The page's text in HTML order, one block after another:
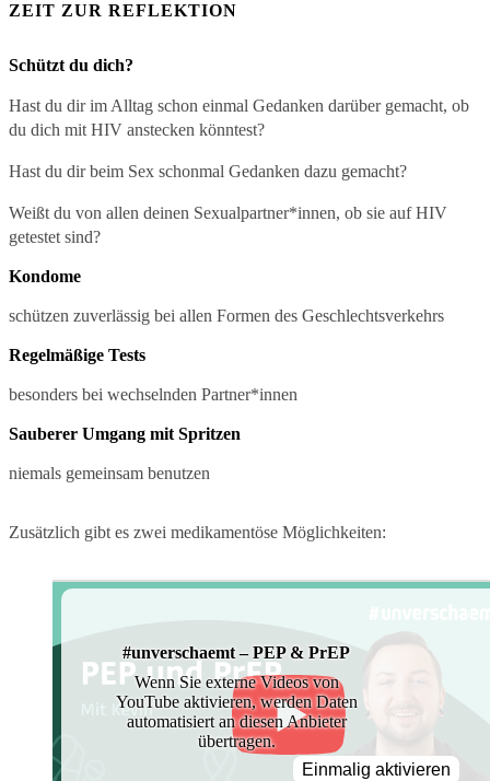
ZEIT ZUR REFLEKTION
Schützt du dich?
Hast du dir im Alltag schon einmal Gedanken darüber gemacht, ob
du dich mit HIV anstecken könntest?
Hast du dir beim Sex schonmal Gedanken dazu gemacht?
Weißt du von allen deinen Sexualpartner*innen, ob sie auf HIV
getestet sind?
Kondome
schützen zuverlässig bei allen Formen des Geschlechtsverkehrs
Regelmäßige Tests
besonders bei wechselnden Partner*innen
Sauberer Umgang mit Spritzen
niemals gemeinsam benutzen
#unverschaemt – PEP & PrEP
Wenn Sie externe Videos von
YouTube aktivieren, werden Daten
automatisiert an diesen Anbieter
übertragen.
Einmalig aktivieren
Zusätzlich gibt es zwei medikamentöse Möglichkeiten: